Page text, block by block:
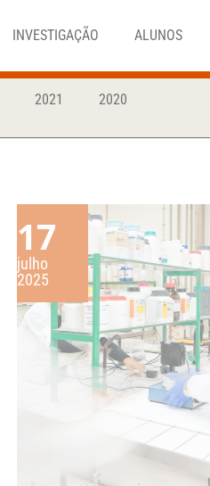
INVESTIGAÇÃO ALUNOS
2021 2020
17
julho
2025